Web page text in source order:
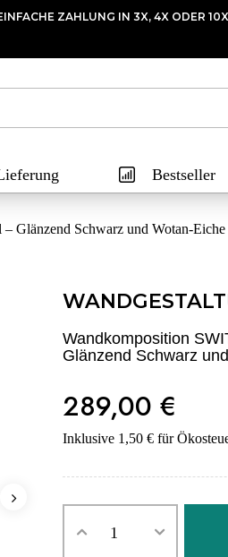
ZAHLUNG IN 3X, 4X ODER 10X
Bestseller
Glänzend Schwarz und Wotan-
Wandkomposition
Glänzend Schwarz
289,00 €
Inklusive 1,50 € für